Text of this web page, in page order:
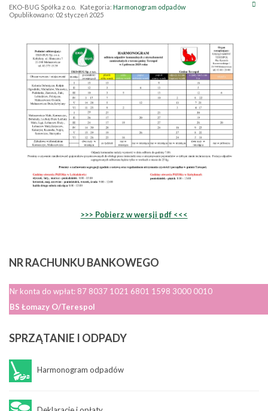
EKO-BUG Spółka z o.o. Kategoria: Harmonogram odpadów
Opublikowano: 02 styczeń 2025
>>> Pobierz w wersji pdf <<<
NRRACHUNKU BANKOWEGO
Nr konta do wpłat: 87 8037 1021 6801 1598 3000 0010
BS Łomazy O/Terespol
SPRZĄTANIE I ODPADY
Harmonogram odpadów